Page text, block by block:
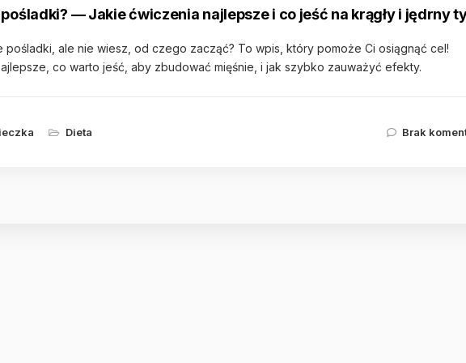
— Jakie ćwiczenia najlepsze i co jeść na krągły i jędrny
pośladki, ale nie wiesz, od czego zacząć? To wpis, który pomoże Ci osiągnąć cel!
co warto jeść, aby zbudować mięśnie, i jak szybko zauważyć efekty.
Dieta Brak